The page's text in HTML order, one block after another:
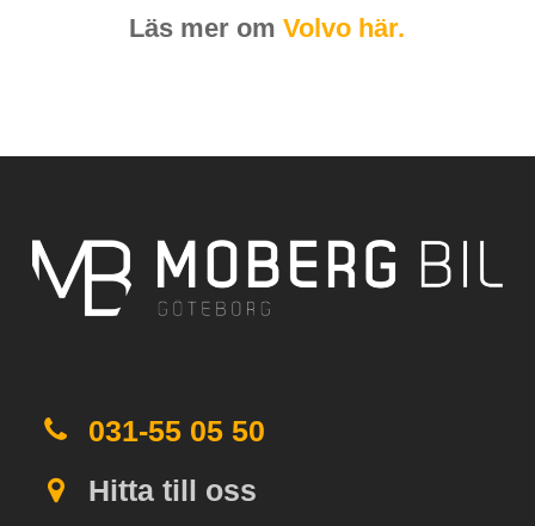
Läs mer om Volvo här.
031-55 05 50
Hitta till oss